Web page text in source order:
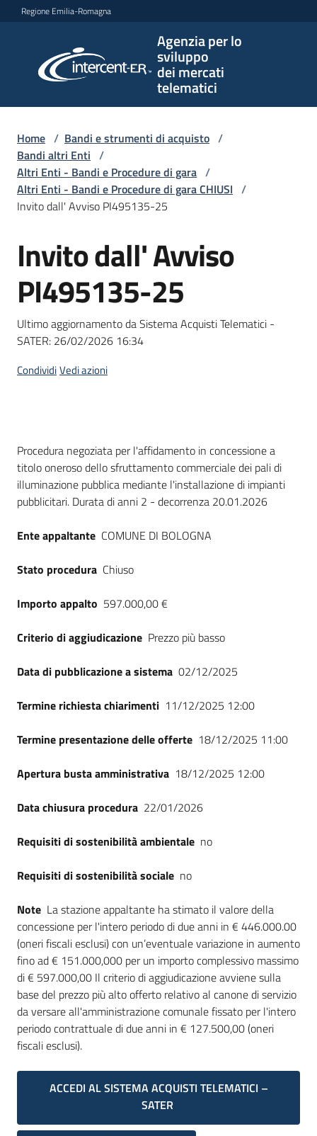
Vai al contenuto
Vai alla navigazione
Vai al footer
Regione Emilia-Romagna
Agenzia per lo
sviluppo
dei mercati
telematici
per lo
sviluppo
telematici
L'Agenzia
Bandi
strumenti
acquisto
telematiche
English
Seguici
Home / Bandi e strumenti di acquisto /
Bandi altri Enti /
Altri Enti - Bandi e Procedure di gara /
Altri Enti - Bandi e Procedure di gara CHIUSI /
Invito dall' Avviso PI495135-25
Salta al contenuto
Invito dall' Avviso
PI495135-25
Ultimo aggiornamento da Sistema Acquisti Telematici -
SATER: 26/02/2026 16:34
CondividiVedi azioni
Dati del bando
Procedura negoziata per l'affidamento in concessione a
titolo oneroso dello sfruttamento commerciale dei pali di
illuminazione pubblica mediante l'installazione di impianti
pubblicitari. Durata di anni 2 - decorrenza 20.01.2026
Ente appaltante COMUNE DI BOLOGNA
Stato procedura Chiuso
Importo appalto 597.000,00 €
Criterio di aggiudicazione Prezzo più basso
Data di pubblicazione a sistema 02/12/2025
Termine richiesta chiarimenti 11/12/2025 12:00
Termine presentazione delle offerte 18/12/2025 11:00
Apertura busta amministrativa 18/12/2025 12:00
Data chiusura procedura 22/01/2026
Requisiti di sostenibilità ambientale no
Requisiti di sostenibilità sociale no
Note La stazione appaltante ha stimato il valore della
concessione per l'intero periodo di due anni in € 446.000.00
(oneri fiscali esclusi) con un’eventuale variazione in aumento
fino ad € 151.000,000 per un importo complessivo massimo
di € 597.000,00 Il criterio di aggiudicazione avviene sulla
base del prezzo più alto offerto relativo al canone di servizio
da versare all'amministrazione comunale fissato per l'intero
periodo contrattuale di due anni in € 127.500,00 (oneri
fiscali esclusi).
ACCEDI AL SISTEMA ACQUISTI TELEMATICI –
SATER